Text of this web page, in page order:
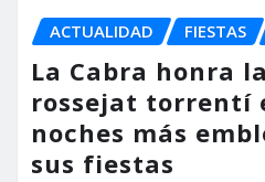
ACTUALIDAD FIESTAS
La Cabra honra
rossejat torrentí
noches más
sus fiestas